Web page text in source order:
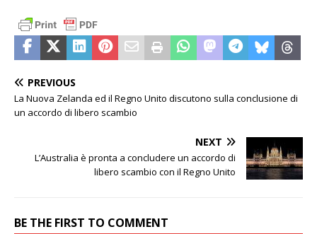
PREVIOUS
La Nuova Zelanda ed il Regno Unito discutono sulla conclusione di
un accordo di libero scambio
NEXT
L’Australia è pronta a concludere un accordo di
libero scambio con il Regno Unito
BE THE FIRST TO COMMENT